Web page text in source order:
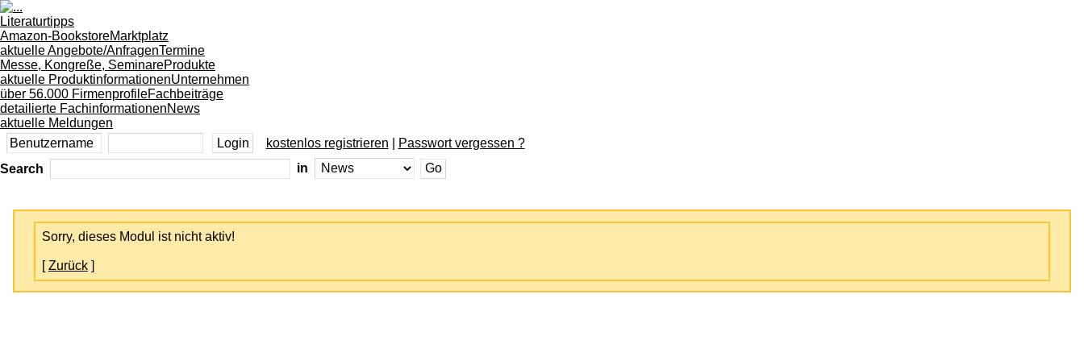
Literaturtipps
Amazon-BookstoreMarktplatz
aktuelle Angebote/AnfragenTermine
Messe, Kongreße, SeminareProdukte
aktuelle ProduktinformationenUnternehmen
über 56.000 FirmenprofileFachbeiträge
detailierte FachinformationenNews
aktuelle Meldungen
kostenlos registrieren
Passwort vergessen ?
Search
in
Sorry, dieses Modul ist nicht aktiv!
[Zurück]